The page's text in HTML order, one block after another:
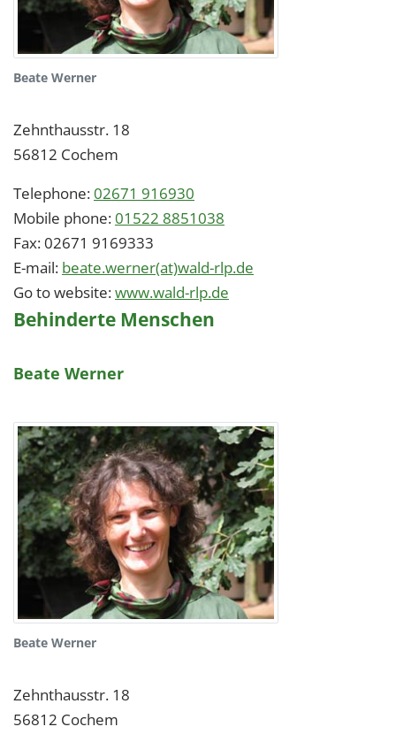
Beate Werner
Zehnthausstr. 18
56812 Cochem
Telephone:02671 916930
Mobile phone:01522 8851038
Fax:02671 9169333
E-mail: beate.werner(at)wald-rlp.de
Go to website:www.wald-rlp.de
Behinderte Menschen
Beate Werner
Beate Werner
Zehnthausstr. 18
56812 Cochem